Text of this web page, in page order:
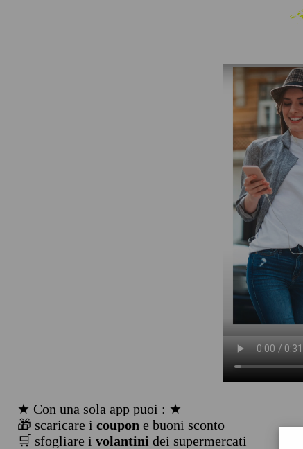
★ Con una sola app puoi : ★
🎁 scaricare i coupon e buoni sconto
🛒 sfogliare i volantini dei supermercati